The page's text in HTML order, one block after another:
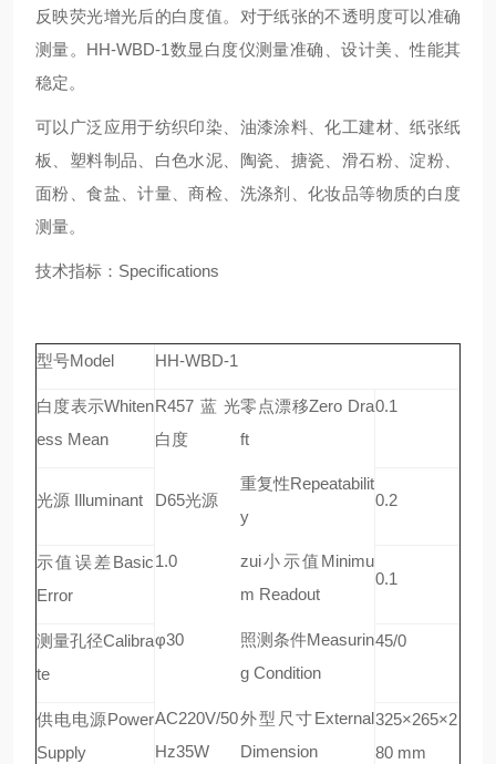
反映荧光增光后的白度值。对于纸张的不透明度可以准确
测量。HH-WBD-1数显白度仪测量准确、设计美、性能其
稳定。
可以广泛应用于纺织印染、油漆涂料、化工建材、纸张纸
板、塑料制品、白色水泥、陶瓷、搪瓷、滑石粉、淀粉、
面粉、食盐、计量、商检、洗涤剂、化妆品等物质的白度
测量。
技术指标：Specifications
型号Model HH-WBD-1
白度表示Whiten
ess Mean
R457蓝光
白度
零点漂移Zero Dra
ft
0.1
光源 Illuminant D65光源
重复性Repeatabilit
y
0.2
示值误差Basic
Error
1.0
zui小示值Minimu
m Readout
0.1
测量孔径Calibra
te
φ30
照测条件Measurin
g Condition
45/0
供电电源Power
Supply
AC220V/50
Hz35W
外型尺寸External
Dimension
325×265×2
80 mm